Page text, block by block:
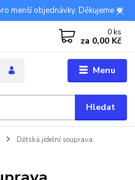
menší objednávky. Děkujeme 🍀
Menu
Hledat
0 ks
za 0,00 Kč
Dětská jídelní souprava